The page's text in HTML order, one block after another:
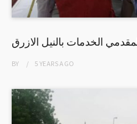
الخدمات بالنيل الازرق
BY 5 YEARSAGO